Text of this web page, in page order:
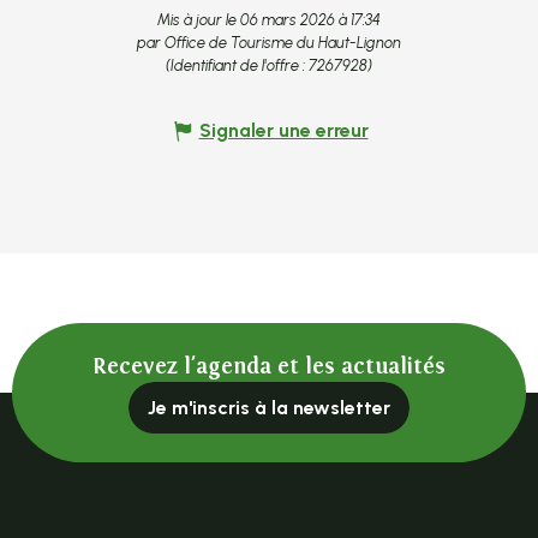
Mis à jour le 06 mars 2026 à 17:34
par Office de Tourisme du Haut-Lignon
(Identifiant de l'offre : 7267928)
Signaler une erreur
Recevez l'agenda et les actualités
Je m'inscris à la newsletter